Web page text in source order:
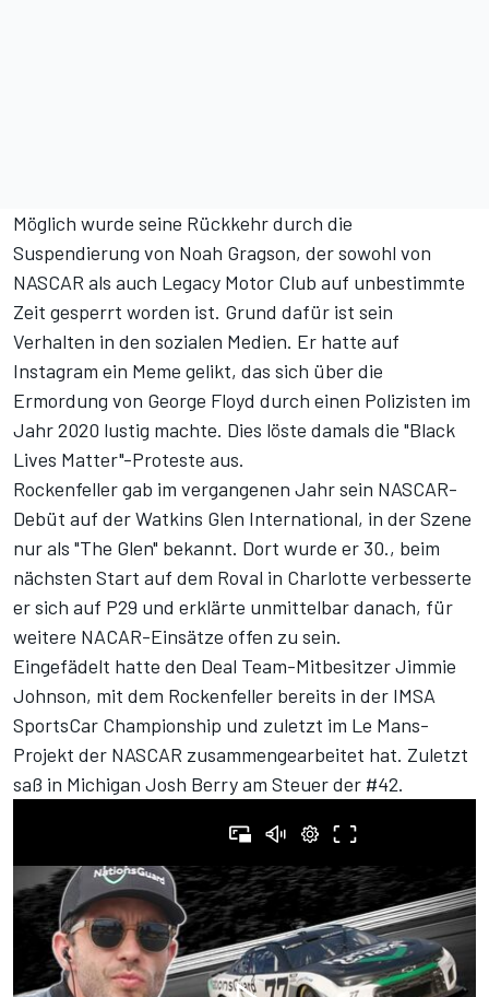
Möglich wurde seine Rückkehr durch die
Suspendierung von Noah Gragson, der sowohl von
NASCAR als auch Legacy Motor Club auf unbestimmte
Zeit gesperrt worden ist. Grund dafür ist sein
Verhalten in den sozialen Medien. Er hatte auf
Instagram ein Meme gelikt, das sich über die
Ermordung von George Floyd durch einen Polizisten im
Jahr 2020 lustig machte. Dies löste damals die "Black
Lives Matter"-Proteste aus.
Rockenfeller gab im vergangenen Jahr sein NASCAR-
Debüt auf der Watkins Glen International, in der Szene
nur als "The Glen" bekannt. Dort wurde er 30., beim
nächsten Start auf dem Roval in Charlotte verbesserte
er sich auf P29 und erklärte unmittelbar danach, für
weitere NACAR-Einsätze offen zu sein.
Eingefädelt hatte den Deal Team-Mitbesitzer Jimmie
Johnson, mit dem Rockenfeller bereits in der IMSA
SportsCar Championship und zuletzt im Le Mans-
Projekt der NASCAR zusammengearbeitet hat. Zuletzt
saß in Michigan Josh Berry am Steuer der #42.